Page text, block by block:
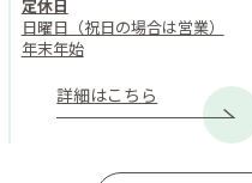
定休日
日曜日（祝日の場合は営業）
年末年始
詳細はこちら